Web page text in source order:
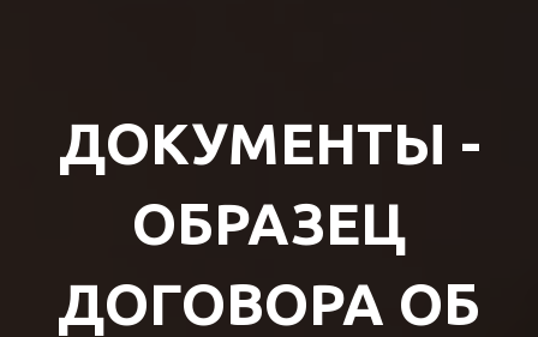
ДОКУМЕНТЫ -
ОБРАЗЕЦ
ДОГОВОРА ОБ